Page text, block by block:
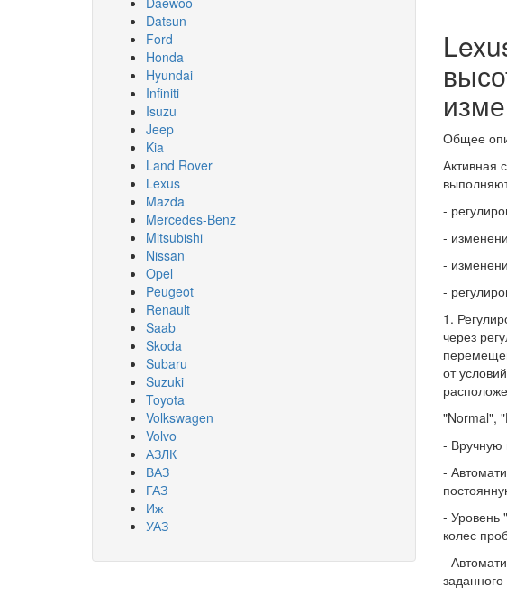
Datsun
Ford
Honda
Hyundai
Infiniti
Isuzu
Jeep
Kia
Land Rover
Lexus
Mazda
Mercedes-Benz
Mitsubishi
Nissan
Opel
Peugeot
Renault
Saab
Skoda
Subaru
Suzuki
Toyota
Volkswagen
Volvo
АЗЛК
ВАЗ
ГАЗ
Иж
УАЗ
Общее
Активная
-
-
-
-
1.
через
от
"Normal",
- Вручную
-
- Уровень
колес
-